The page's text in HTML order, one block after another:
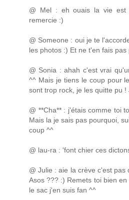
@ Mel : eh ouais la vie
remercie :)
@ Someone : oui je te
les photos :) Et ne t'en fais
@ Sonia : ahah c'est vrai
^^ Mais je tiens le coup pour
sont trop rock, je les quitte pu
@ **Cha** : j'étais comme toi
Mais la je sais pas pourquoi,
coup ^^
@ lau-ra : 'font chier ces
@ Julie : aie la crève c'est
Asos ??? :) Remets toi bien
le sac j'en suis fan ^^